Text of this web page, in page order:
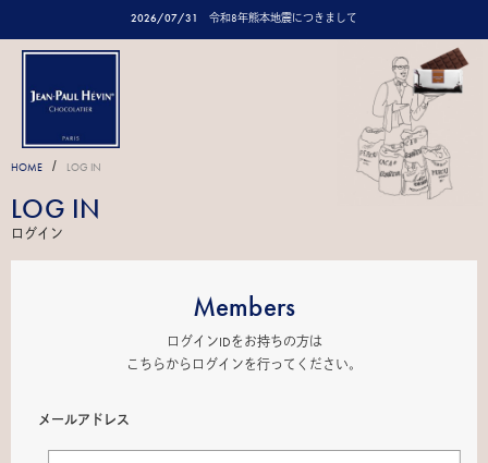
2026/07/31 令和8年熊本地震につきまして
HOME / LOG IN
LOG IN
ログイン
Members
ログインIDをお持ちの方は
こちらからログインを行ってください。
メールアドレス